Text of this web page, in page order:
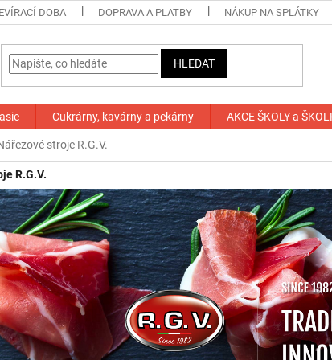
DOBA DOPRAVA A PLATBY NÁKUP NA SPLÁTKY
HLEDAT
Cukrárny, kavárny a pekárny AKCE ŠKOLY a
stroje R.G.V.
R.G.V.